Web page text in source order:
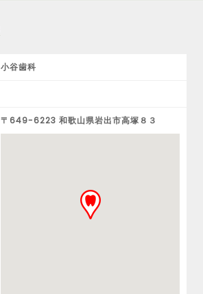
小谷歯科
〒649-6223 和歌山県岩出市高塚８３